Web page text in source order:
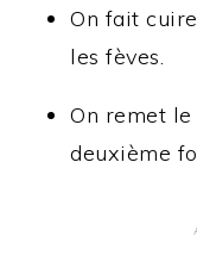
On fait
les fèves.
On remet le
deuxième